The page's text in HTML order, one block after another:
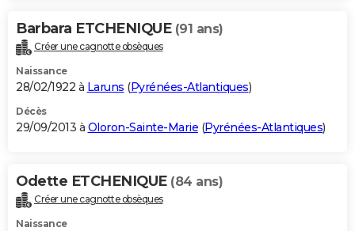
Barbara ETCHENIQUE (91 ans)
Créer une cagnotte obsèques
Naissance
28/02/1922 à Laruns (Pyrénées-Atlantiques)
Décès
29/09/2013 à Oloron-Sainte-Marie (Pyrénées-Atlantiques)
Odette ETCHENIQUE (84 ans)
Créer une cagnotte obsèques
Naissance